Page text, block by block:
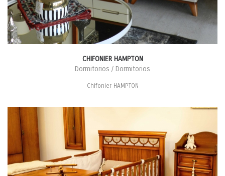
CHIFONIER HAMPTON
Dormitorios / Dormitorios
Chifonier HAMPTON